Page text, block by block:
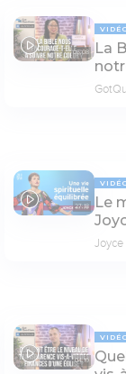
05:08
La
27:18
Le
Joyce
04:19